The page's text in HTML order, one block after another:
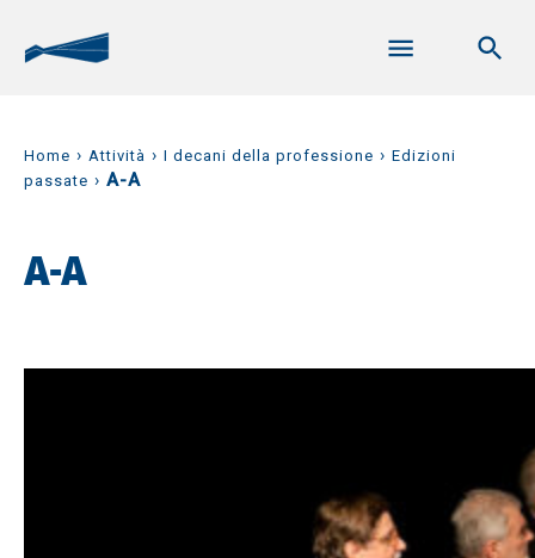
Home › Attività › I decani della professione › Edizioni
passate › A-A
A-A